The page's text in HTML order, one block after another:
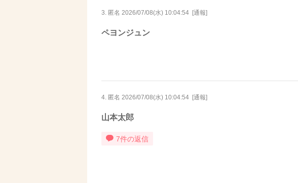
3. 匿名 2026/07/08(水) 10:04:54 [通報]
ペヨンジュン
4. 匿名 2026/07/08(水) 10:04:54 [通報]
山本太郎
7件の返信